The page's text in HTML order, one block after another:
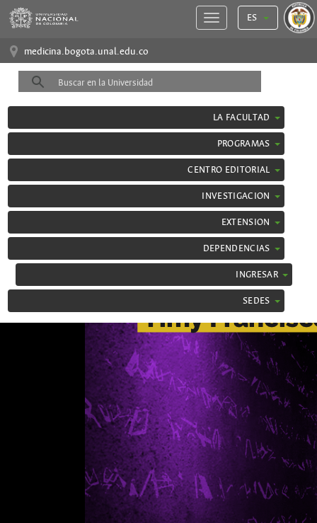
ES
medicina.bogota.unal.edu.co
LA FACULTAD
PROGRAMAS
CENTRO EDITORIAL
INVESTIGACION
EXTENSION
DEPENDENCIAS
INGRESAR
SEDES